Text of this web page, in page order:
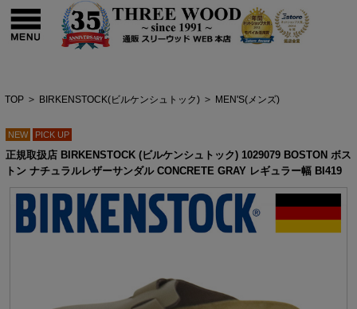
TOP > BIRKENSTOCK(ビルケンシュトック) > MEN'S(メンズ)
NEW PICK UP
正規取扱店 BIRKENSTOCK (ビルケンシュトック) 1029079 BOSTON ボス
トン ナチュラルレザーサンダル CONCRETE GRAY レギュラー幅 BI419